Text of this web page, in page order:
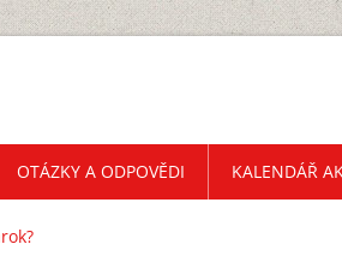
OTÁZKY A ODPOVĚDI KALENDÁŘ